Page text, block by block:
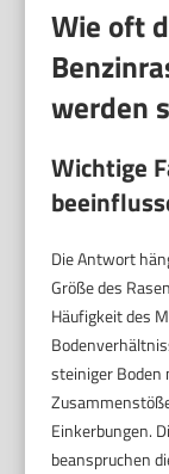
Wie oft
werden
Wichtige
Die Antwort
Größe des
Häufigkeit des
steiniger Boden
Einkerbungen.
beanspruchen